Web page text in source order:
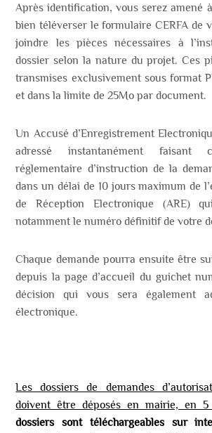
Après identification, vous serez amené
bien téléverser le formulaire CERFA de
joindre les pièces nécessaires à
dossier selon la nature du projet. Ces
transmises exclusivement sous format
et dans la limite de 25Mo par document.
Un Accusé d’Enregistrement
adressé instantanément
réglementaire d’instruction de la
dans un délai de 10 jours maximum de
de Réception Electronique (ARE)
notamment le numéro définitif de votre
Chaque demande pourra ensuite être
depuis la page d’accueil du guichet
décision qui vous sera également
électronique.
Les dossiers de demandes
doivent être déposés en mairie, en 5
dossiers sont téléchargeables sur